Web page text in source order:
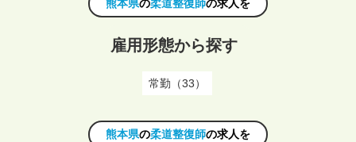
熊本県の柔道整復師の求人を
雇用形態から探す
常勤（33）
熊本県の柔道整復師の求人を